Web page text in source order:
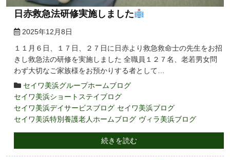
日赤救急法研修実施しました
2025年12月8日
１１月６日、１７日、２７日に日赤より救急救命士の先生をお招
きし救急法の研修を実施しました 全職員１２７名、老若男女問
わず大切なご家族様をお預かりする者として…
セイワ美浜グループホームブログ
セイワ美浜ショートステイブログ
セイワ美浜デイサービスブログ セイワ美浜ブログ
セイワ美浜特別養護老人ホームブログ ヴィラ美浜ブログ
続きを読む